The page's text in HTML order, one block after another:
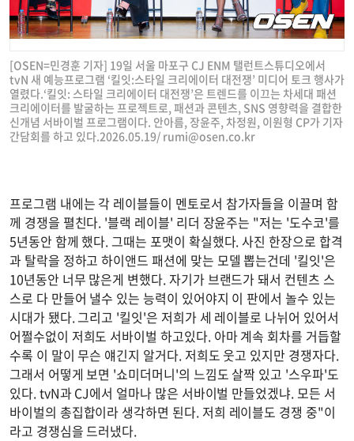
[OSEN=민경훈 기자] 19일 서울 마포구 CJ ENM 탤런트스튜디오에서
tvN 새 예능프로그램 ‘킬잇:스타일 크리에이터 대전쟁’ 미디어 토크 행사가
열렸다.‘킬잇: 스타일 크리에이터 대전쟁’은 트렌드를 이끄는 차세대 패션
크리에이터를 발굴하는 프로젝트로, 패션과 콘텐츠, SNS 영향력을 결합한
신개념 서바이벌 프로그램이다. 안아름, 장윤주, 차정원, 이원형 CP가 기자
간담회를 하고 있다.2026.05.19/ rumi@osen.co.kr
프로그램 내에는 각 레이블들이 멘토로서 참가자들을 이끌며 함
께 경쟁을 펼친다. '블랙 레이블' 리더 장윤주는 "저는 '도수코'를
5년동안 함께 했다. 그때는 포맷이 확실했다. 사진 한장으로 합격
과 탈락을 정하고 하이앤드 패션에 맞는 모델 뽑는건데 '킬잇'은
10년동안 너무 많은게 변했다. 자기가 브랜드가 돼서 컨텐츠 스
스로 다 만들어 낼수 있는 능력이 있어야지 이 판에서 놀수 있는
시대가 됐다. 그리고 '킬잇'은 저희가 세 레이블로 나뉘어 있어서
어쩔수없이 저희도 서바이벌 하고있다. 아마 계속 회차를 거듭할
수록 이 말이 무슨 얘긴지 알거다. 저희도 웃고 있지만 경쟁자다.
그래서 어떻게 보면 '쇼미더머니'의 느낌도 살짝 있고 '스우파'도
있다. tvN과 CJ에서 얼마나 많은 서바이벌 만들었겠냐. 모든 서
바이벌의 총집합이라 생각하면 된다. 저희 레이블도 경쟁 중"이
라고 경쟁심을 드러냈다.